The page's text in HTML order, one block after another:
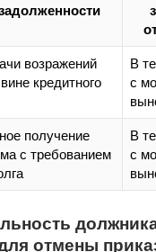
возражений
кредитного
В
с
получение
с требованием
В
с
отмены